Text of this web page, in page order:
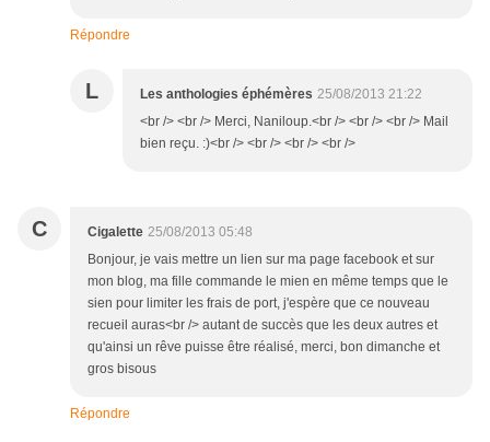
Répondre
L Les anthologies éphémères 25/08/2013 21:22
<br /> <br /> Merci, Naniloup.<br /> <br /> <br /> Mail
bien reçu. :)<br /> <br /> <br /> <br />
C Cigalette 25/08/2013 05:48
Bonjour, je vais mettre un lien sur ma page facebook et sur
mon blog, ma fille commande le mien en même temps que le
sien pour limiter les frais de port, j'espère que ce nouveau
recueil auras<br /> autant de succès que les deux autres et
qu'ainsi un rêve puisse être réalisé, merci, bon dimanche et
gros bisous
Répondre